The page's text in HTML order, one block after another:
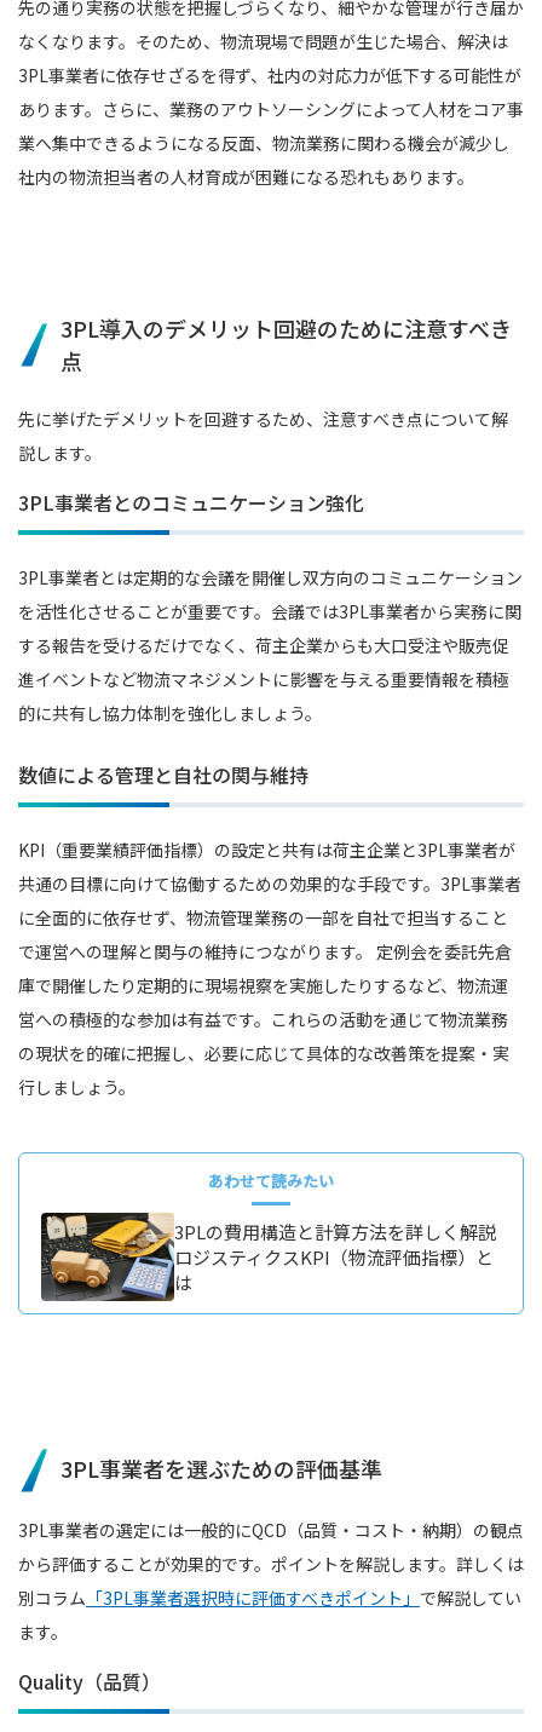
先の通り実務の状態を把握しづらくなり、細やかな管理が行き届か
なくなります。そのため、物流現場で問題が生じた場合、解決は
3PL事業者に依存せざるを得ず、社内の対応力が低下する可能性が
あります。さらに、業務のアウトソーシングによって人材をコア事
業へ集中できるようになる反面、物流業務に関わる機会が減少し
社内の物流担当者の人材育成が困難になる恐れもあります。
3PL導入のデメリット回避のために注意すべき
点
先に挙げたデメリットを回避するため、注意すべき点について解
説します。
3PL事業者とのコミュニケーション強化
3PL事業者とは定期的な会議を開催し双方向のコミュニケーション
を活性化させることが重要です。会議では3PL事業者から実務に関
する報告を受けるだけでなく、荷主企業からも大口受注や販売促
進イベントなど物流マネジメントに影響を与える重要情報を積極
的に共有し協力体制を強化しましょう。
数値による管理と自社の関与維持
KPI（重要業績評価指標）の設定と共有は荷主企業と3PL事業者が
共通の目標に向けて協働するための効果的な手段です。3PL事業者
に全面的に依存せず、物流管理業務の一部を自社で担当すること
で運営への理解と関与の維持につながります。 定例会を委託先倉
庫で開催したり定期的に現場視察を実施したりするなど、物流運
営への積極的な参加は有益です。これらの活動を通じて物流業務
の現状を的確に把握し、必要に応じて具体的な改善策を提案・実
行しましょう。
あわせて読みたい
3PLの費用構造と計算方法を詳しく解説
ロジスティクスKPI（物流評価指標）と
は
3PL事業者を選ぶための評価基準
3PL事業者の選定には一般的にQCD（品質・コスト・納期）の観点
から評価することが効果的です。ポイントを解説します。詳しくは
別コラム 「3PL事業者選択時に評価すべきポイント」 で解説してい
ます。
Quality（品質）